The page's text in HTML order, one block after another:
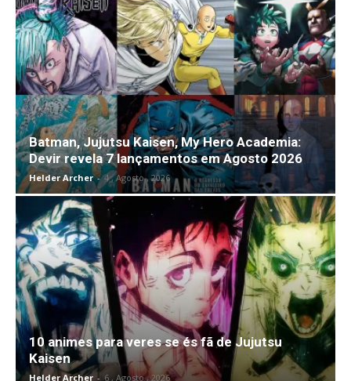
Batman, Jujutsu Kaisen, My Hero Academia:
Devir revela 7 lançamentos em Agosto 2026
Helder Archer - 4 , Agosto , 2026
10 animes para veres se és fã de Jujutsu
Kaisen
Helder Archer - 6 , Agosto , 2026